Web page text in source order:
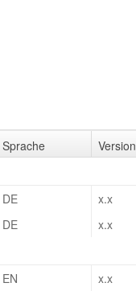
Sprache Version
DE x.x
DE x.x
EN x.x